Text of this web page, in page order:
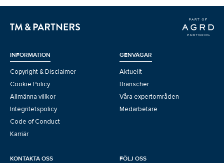
INFORMATION
Copyright & Disclaimer
Cookie Policy
Allmänna villkor
Integritetspolicy
Code of Conduct
Karriär
GENVÄGAR
Aktuellt
Branscher
Våra expertområden
Medarbetare
KONTAKTA OSS FÖLJ OSS